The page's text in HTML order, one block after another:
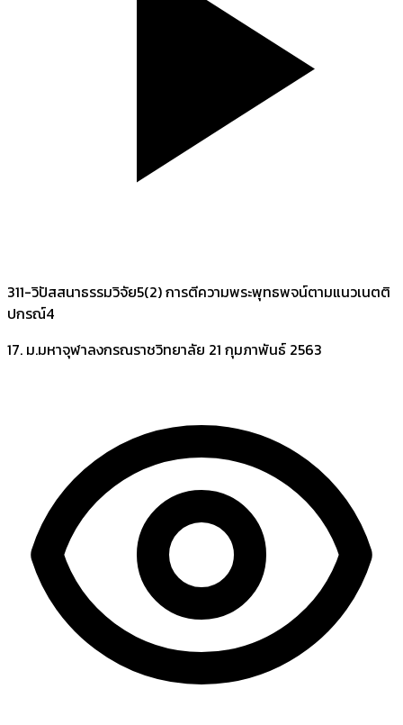
311-วิปัสสนาธรรมวิจัย5(2) การตีความพระพุทธพจน์ตามแนวเนตติ
ปกรณ์4
17. ม.มหาจุฬาลงกรณราชวิทยาลัย 21 กุมภาพันธ์ 2563